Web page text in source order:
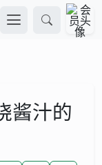
酱汁的